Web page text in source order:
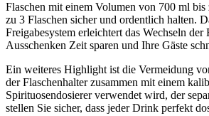
Flaschen mit einem Volumen von 700 ml
zu 3 Flaschen sicher und ordentlich halten.
Freigabesystem erleichtert das Wechseln der
Ausschenken Zeit sparen und Ihre Gäste
Ein weiteres Highlight ist die Vermeidung
der Flaschenhalter zusammen mit einem
Spirituosendosierer verwendet wird, der
stellen Sie sicher, dass jeder Drink perfekt